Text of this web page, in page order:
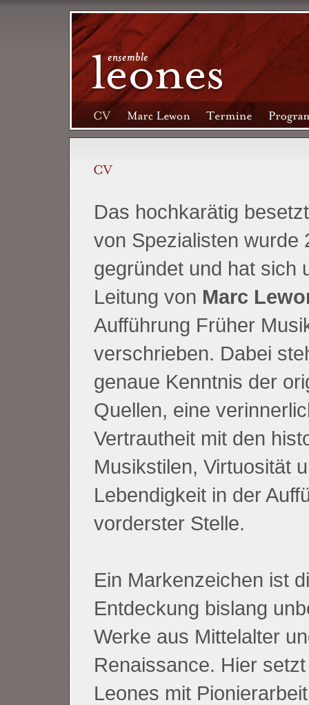
Das hochkarätig
von Spezialisten wurde
gegründet und hat sich
Leitung von Marc
Aufführung Früher
verschrieben. Dabei
genaue Kenntnis der
Quellen, eine
Vertrautheit mit den
Musikstilen, Virtuosität
Lebendigkeit in der
vorderster Stelle.
Ein Markenzeichen ist
Entdeckung bislang
Werke aus Mittelalter
Renaissance. Hier
Leones mit